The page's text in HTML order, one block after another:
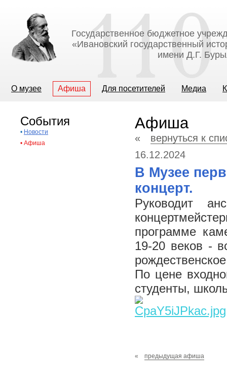
Государственное бюджетное
«Ивановский государственный
имени Д.Г.
О музее Афиша Для посетителей Медиа
События
• Новости
• Афиша
Афиша
« вернуться к
16.12.2024
В Музее
концерт.
Руководит
программе
19-20 веков -
По цене
студенты,
« предыдущая афиша